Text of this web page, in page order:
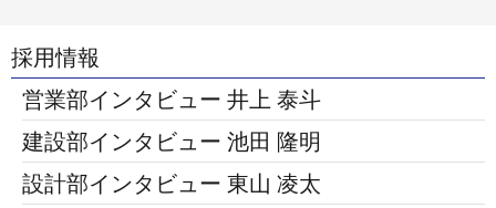
採用情報
営業部インタビュー 井上 泰斗
建設部インタビュー 池田 隆明
設計部インタビュー 東山 凌太